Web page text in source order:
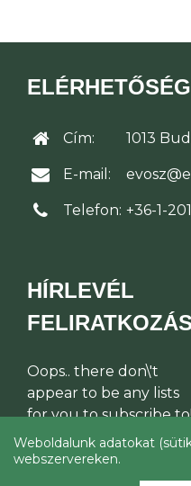
Cím: 1013
E-mail:
Telefon: +36-1-
HÍRLEVÉL
FELIRATKOZÁS
Oops.. there don\'t
appear to be any lists
for you to subscribe
©
Weboldalunk adatokat
webszervereken.